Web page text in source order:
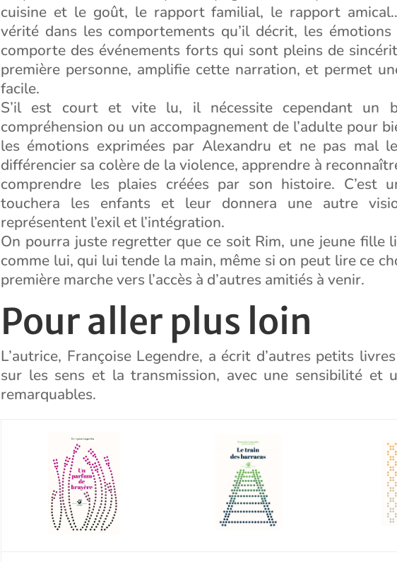
cuisine et le goût, le rapport familial, le rapport
vérité dans les comportements qu’il décrit, les
comporte des événements forts qui sont pleins de
première personne, amplifie cette narration, et permet
facile.
S’il est court et vite lu, il nécessite cependant un
compréhension ou un accompagnement de l’adulte pour
les émotions exprimées par Alexandru et ne pas mal
différencier sa colère de la violence, apprendre à
comprendre les plaies créées par son histoire. C’est
touchera les enfants et leur donnera une autre
représentent l’exil et l’intégration.
On pourra juste regretter que ce soit Rim, une jeune fille
comme lui, qui lui tende la main, même si on peut lire ce
première marche vers l’accès à d’autres amitiés à venir.
Pour aller plus loin
L’autrice, Françoise Legendre, a écrit d’autres petits
sur les sens et la transmission, avec une sensibilité et
remarquables.